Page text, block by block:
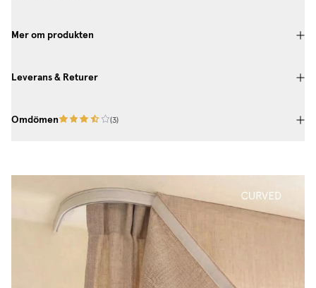
Mer om produkten
Leverans & Returer
Omdömen (3)